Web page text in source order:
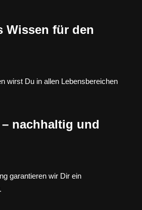
Wissen für den
wirst Du in allen Lebensbereichen
nachhaltig und
garantieren wir Dir ein